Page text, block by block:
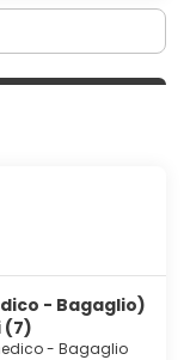
room service.
cafe. Unwind
bar/lounge or
daily
- Bagaglio)
(7)
- Bagaglio